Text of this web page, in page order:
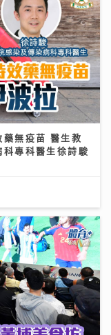
無疫苗 醫生教
專科醫生徐詩駿